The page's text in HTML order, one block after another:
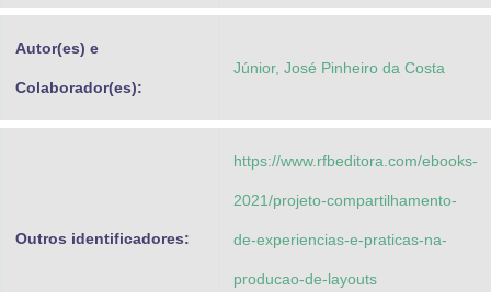
Autor(es) e
Colaborador(es):
Júnior, José Pinheiro da Costa
Outros identificadores:
https://www.rfbeditora.com/ebooks-
2021/projeto-compartilhamento-
de-experiencias-e-praticas-na-
producao-de-layouts